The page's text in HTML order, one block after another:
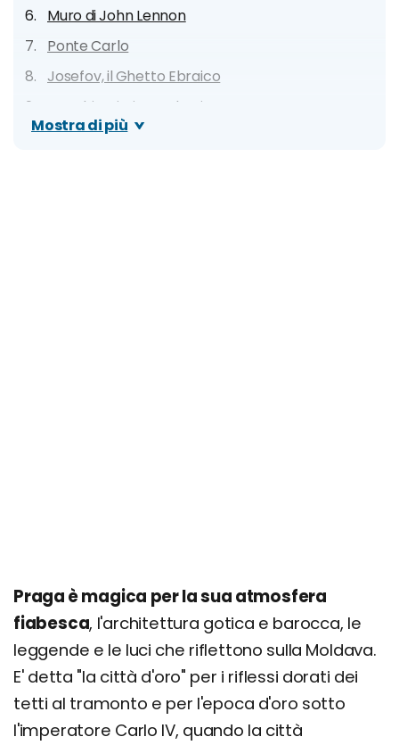
Muro di John Lennon
Ponte Carlo
Josefov, il Ghetto Ebraico
Vecchio Cimitero Ebraico
Stare Mesto (Città Vecchia)
Museum of Prague
Cose da fare a Praga insolite e particolari
(anche gratis!)
Consigli per famiglie: cosa fare con bambini e
ragazzi
Cosa vedere in 1 giorno
Mostra di più
Praga è magica per la sua atmosfera
fiabesca, l'architettura gotica e barocca, le
leggende e le luci che riflettono sulla Moldava.
E' detta "la città d'oro" per i riflessi dorati dei
tetti al tramonto e per l'epoca d'oro sotto
l'imperatore Carlo IV, quando la città